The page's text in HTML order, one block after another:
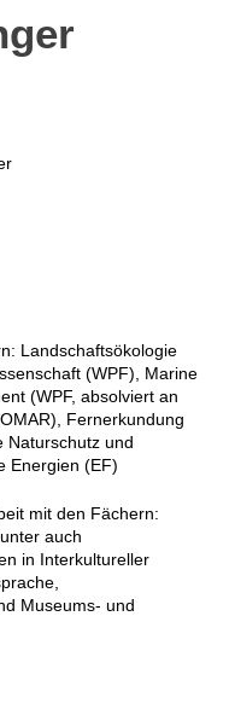
Landschaftsökologie
(WPF), Marine
(WPF, absolviert an
Fernerkundung
Naturschutz und
Energien (EF)
mit den Fächern:
auch
in Interkultureller
Museums- und